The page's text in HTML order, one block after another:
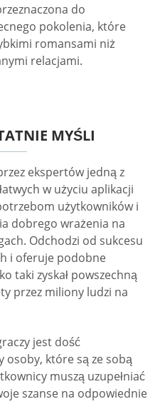
do
pokolenia, które
romansami niż
relacjami.
MYŚLI
ekspertów jedną z
w użyciu aplikacji
użytkowników i
dobrego wrażenia na
Odchodzi od sukcesu
i oferuje podobne
taki zyskał powszechną
przez miliony ludzi na
jest dość
osoby, które są ze sobą
muszą uzupełniać
szanse na odpowiednie